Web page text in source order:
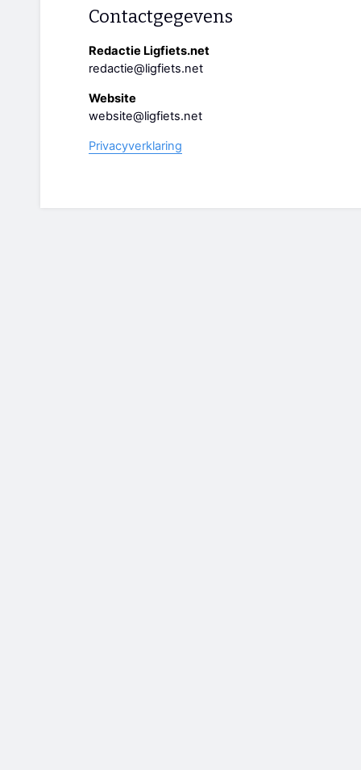
Contactgegevens
Redactie Ligfiets.net
redactie@ligfiets.net
Website
website@ligfiets.net
Privacyverklaring